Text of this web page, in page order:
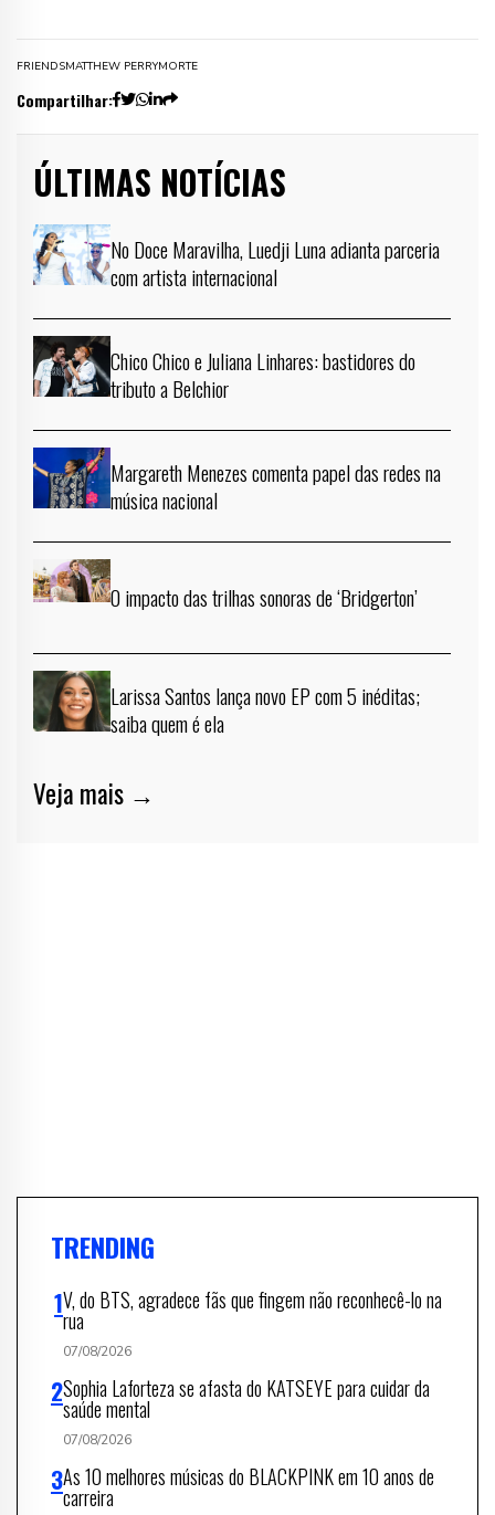
FRIENDSMATTHEW PERRYMORTE
Compartilhar:
ÚLTIMAS NOTÍCIAS
No Doce Maravilha, Luedji Luna adianta parceria
com artista internacional
Chico Chico e Juliana Linhares: bastidores do
tributo a Belchior
Margareth Menezes comenta papel das redes na
música nacional
O impacto das trilhas sonoras de ‘Bridgerton’
Larissa Santos lança novo EP com 5 inéditas;
saiba quem é ela
Veja mais →
TRENDING
V, do BTS, agradece fãs que fingem não reconhecê-lo na
rua
07/08/2026
Sophia Laforteza se afasta do KATSEYE para cuidar da
saúde mental
07/08/2026
As 10 melhores músicas do BLACKPINK em 10 anos de
carreira